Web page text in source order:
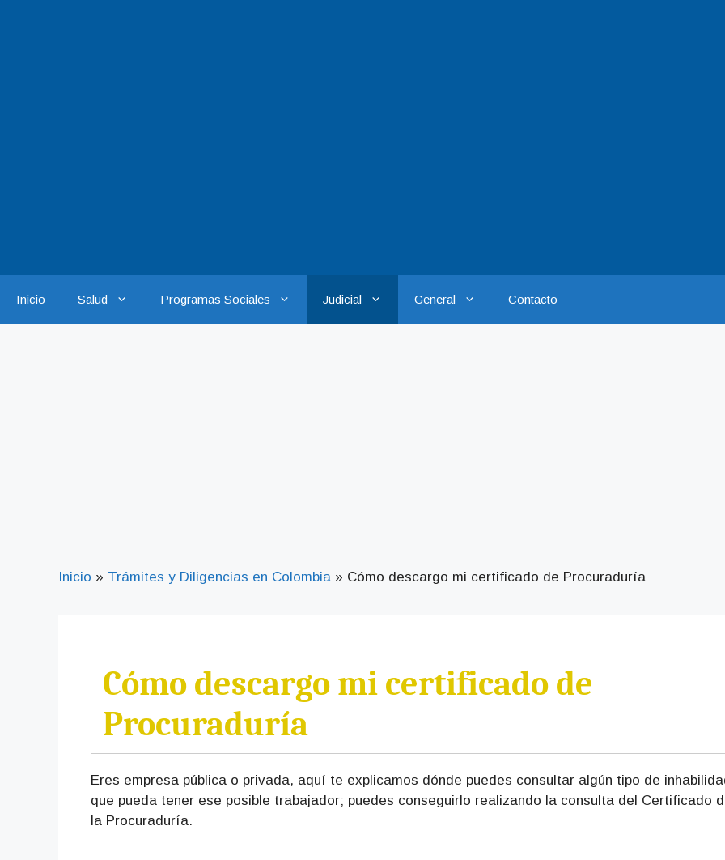
Inicio Salud Programas Sociales Judicial General Contacto
Inicio » Trámites y Diligencias en Colombia » Cómo descargo mi certificado de Procuraduría
Cómo descargo mi certificado de
Procuraduría
Eres empresa pública o privada, aquí te explicamos dónde puedes consultar algún tipo de
que pueda tener ese posible trabajador; puedes conseguirlo realizando la consulta del Certificado
la Procuraduría.